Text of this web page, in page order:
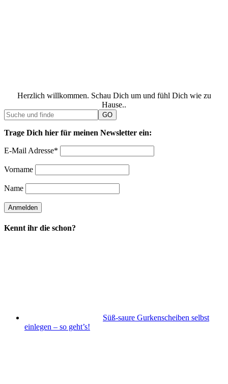
Herzlich willkommen. Schau Dich um und fühl Dich wie zu
Hause..
Trage Dich hier für meinen Newsletter ein:
E-Mail Adresse*
Vorname
Name
Kennt ihr die schon?
Süß-saure Gurkenscheiben selbst
einlegen – so geht’s!